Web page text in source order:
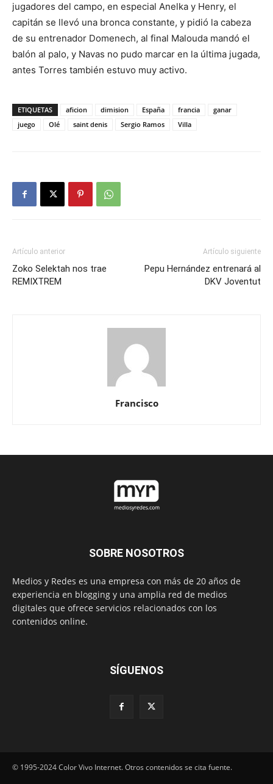
jugadores del campo, en especial Anelka y Henry, el
capitán se llevó una bronca constante, y pidió la cabeza
de su entrenador Domenech, al final Malouda mandó el
balón al palo, y Navas no pudo marcar en la última jugada,
antes Torres también estuvo muy activo.
ETIQUETAS aficion dimision España francia
ganar
juego
Olé saint denis Sergio Ramos Villa
Artículo anterior
Zoko Selektah nos trae
REMIXTREM
Artículo siguiente
Pepu Hernández entrenará al
DKV Joventut
Francisco
SOBRE NOSOTROS
Medios y Redes es una empresa con más de 20 años de
experiencia en blogging y una amplia red de medios
digitales que ofrece servicios relacionados con los
contenidos online.
SÍGUENOS
© 1995-2024 Color Vivo Internet. Otros contenidos se cita fuente.